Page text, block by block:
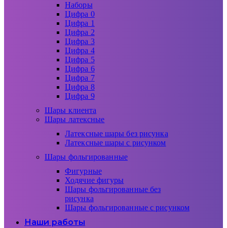
Наборы
Цифра 0
Цифра 1
Цифра 2
Цифра 3
Цифра 4
Цифра 5
Цифра 6
Цифра 7
Цифра 8
Цифра 9
Шары клиента
Шары латексные
Латексные шары без рисунка
Латексные шары с рисунком
Шары фольгированные
Фигурные
Ходячие фигуры
Шары фольгированные без
рисунка
Шары фольгированные с рисунком
Наши работы